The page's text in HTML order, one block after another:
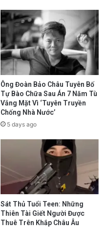
Ông Đoàn Bảo Châu Tuyên Bố
Tự Bào Chữa Sau Án 7 Năm Tù
Vắng Mặt Vì ‘Tuyên Truyền
Chống Nhà Nước’
5 days ago
Sát Thủ Tuổi Teen: Những
Thiên Tài Giết Người Được
Thuê Trên Khắp Châu Âu